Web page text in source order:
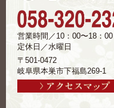
営業時間／10：00〜18：00
定休日／水曜日
〒501-0472
岐阜県本巣市下福島269-1